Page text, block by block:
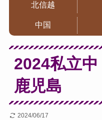
北信越
中国
2024私立
鹿児島
2024/06/17